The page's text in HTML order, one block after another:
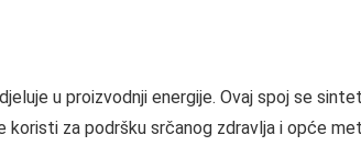
u proizvodnji energije. Ovaj spoj se
za podršku srčanog zdravlja i opće